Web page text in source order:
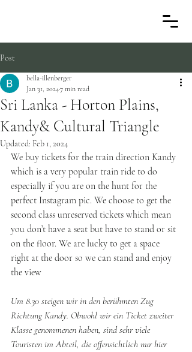
Post
Sri Lanka - Horton Plains,
Kandy& Cultural Triangle
bella-illenberger
Jan 31, 20247 min read
Updated: Feb 1, 2024
We buy tickets for the train direction Kandy
which is a very popular train ride to do
especially if you are on the hunt for the
perfect Instagram pic. We choose to get the
second class unreserved tickets which mean
you don’t have a seat but have to stand or sit
on the floor. We are lucky to get a space
right at the door so we can stand and enjoy
the view
Um 8.30 steigen wir in den berühmten Zug
Richtung Kandy. Obwohl wir ein Ticket zweiter
Klasse genommenen haben, sind sehr viele
Touristen im Abteil, die offensichtlich nur hier